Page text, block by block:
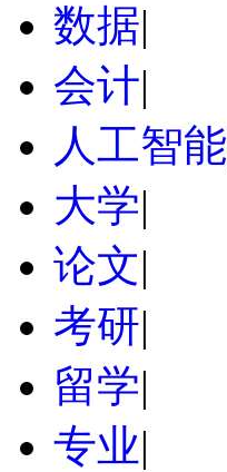
数据|
会计|
人工智能
大学|
论文|
考研|
留学|
专业|